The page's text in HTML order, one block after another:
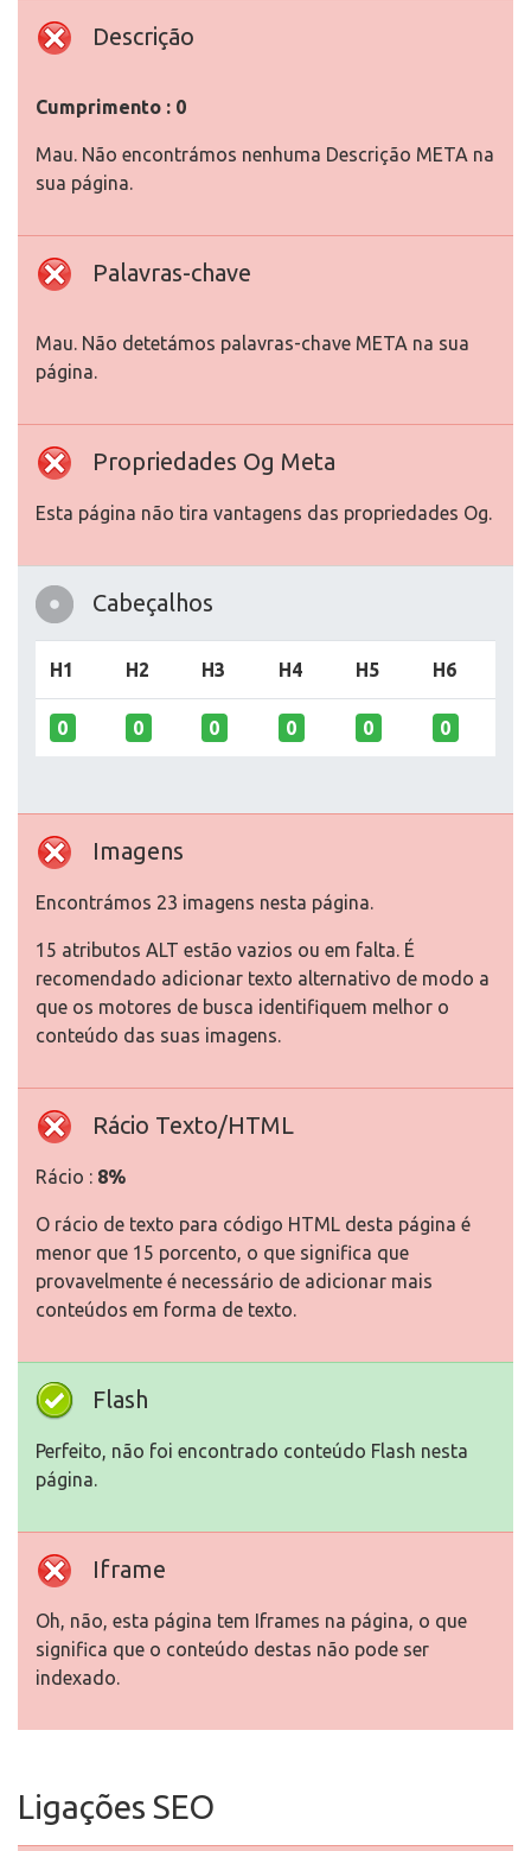
Descrição
Cumprimento : 0
Mau. Não encontrámos nenhuma Descrição META na
sua página.
Palavras-chave
Mau. Não detetámos palavras-chave META na sua
página.
Propriedades Og Meta
Esta página não tira vantagens das propriedades Og.
Cabeçalhos
H1 H2 H3 H4 H5 H6
0 0 0 0 0 0
Imagens
Encontrámos 23 imagens nesta página.
15 atributos ALT estão vazios ou em falta. É
recomendado adicionar texto alternativo de modo a
que os motores de busca identifiquem melhor o
conteúdo das suas imagens.
Rácio Texto/HTML
Rácio : 8%
O rácio de texto para código HTML desta página é
menor que 15 porcento, o que significa que
provavelmente é necessário de adicionar mais
conteúdos em forma de texto.
Flash
Perfeito, não foi encontrado conteúdo Flash nesta
página.
Iframe
Oh, não, esta página tem Iframes na página, o que
significa que o conteúdo destas não pode ser
indexado.
Ligações SEO